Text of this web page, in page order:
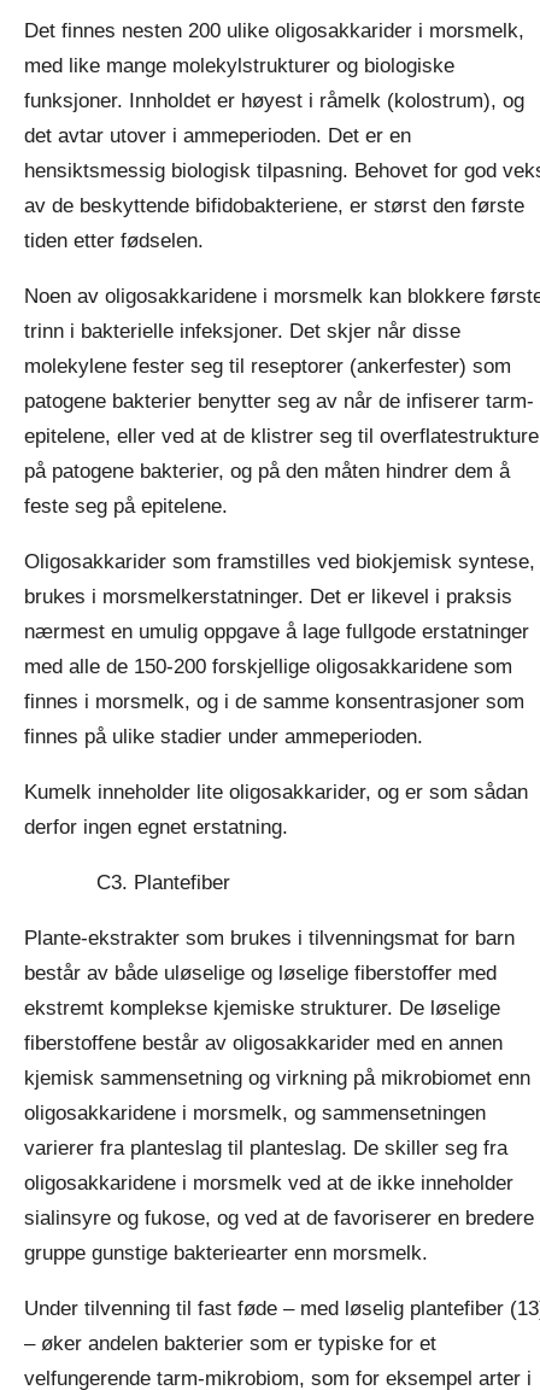
Det finnes nesten 200 ulike oligosakkarider i morsmelk,
med like mange molekylstrukturer og biologiske
funksjoner. Innholdet er høyest i råmelk (kolostrum), og
det avtar utover i ammeperioden. Det er en
hensiktsmessig biologisk tilpasning. Behovet for god
av de beskyttende bifidobakteriene, er størst den første
tiden etter fødselen.
Noen av oligosakkaridene i morsmelk kan blokkere
trinn i bakterielle infeksjoner. Det skjer når disse
molekylene fester seg til reseptorer (ankerfester) som
patogene bakterier benytter seg av når de infiserer tarm-
epitelene, eller ved at de klistrer seg til
på patogene bakterier, og på den måten hindrer dem å
feste seg på epitelene.
Oligosakkarider som framstilles ved biokjemisk syntese,
brukes i morsmelkerstatninger. Det er likevel i praksis
nærmest en umulig oppgave å lage fullgode erstatninger
med alle de 150-200 forskjellige oligosakkaridene som
finnes i morsmelk, og i de samme konsentrasjoner som
finnes på ulike stadier under ammeperioden.
Kumelk inneholder lite oligosakkarider, og er som sådan
derfor ingen egnet erstatning.
C3. Plantefiber
Plante-ekstrakter som brukes i tilvenningsmat for barn
består av både uløselige og løselige fiberstoffer med
ekstremt komplekse kjemiske strukturer. De løselige
fiberstoffene består av oligosakkarider med en annen
kjemisk sammensetning og virkning på mikrobiomet enn
oligosakkaridene i morsmelk, og sammensetningen
varierer fra planteslag til planteslag. De skiller seg fra
oligosakkaridene i morsmelk ved at de ikke inneholder
sialinsyre og fukose, og ved at de favoriserer en bredere
gruppe gunstige bakteriearter enn morsmelk.
Under tilvenning til fast føde – med løselig plantefiber
– øker andelen bakterier som er typiske for et
velfungerende tarm-mikrobiom, som for eksempel arter i